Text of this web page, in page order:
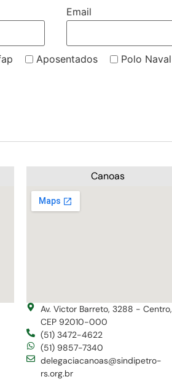
Email
Aposentados Polo Naval
Canoas
Av. Victor Barreto, 3288 - Centro,
CEP 92010-000
(51) 3472-4622
(51) 9857-7340
delegaciacanoas@sindipetro-
rs.org.br